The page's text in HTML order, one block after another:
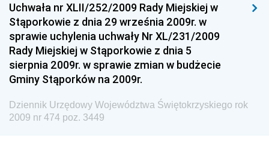
Dziennik Urzędowy Ministra Sportu
Dziennik Urzędowy Ministra Funduszy i Polityki
Regionalnej
Dziennik Urzędowy Ministra Aktywów Państwowych
Dziennik Urzędowy Ministra Zdrowia
Dziennik Urzędowy Ministra Środowiska i Głównego
Inspektora Ochrony Środowiska
Uchwała nr XLII/252/2009 Rady Miejskiej w
Stąporkowie z dnia 29 września 2009r. w
sprawie uchylenia uchwały Nr XL/231/2009
Rady Miejskiej w Stąporkowie z dnia 5
sierpnia 2009r. w sprawie zmian w budżecie
Gminy Stąporków na 2009r.
Dziennik Urzędowy Województwa Świętokrzyskiego rok
2009 nr 474 poz. 3449